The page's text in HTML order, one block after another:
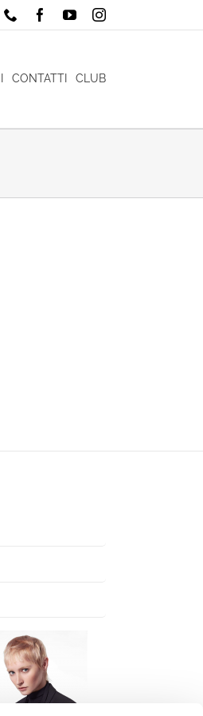
Phone Facebook
YouTubeInstagram
CONTATTI CLUB